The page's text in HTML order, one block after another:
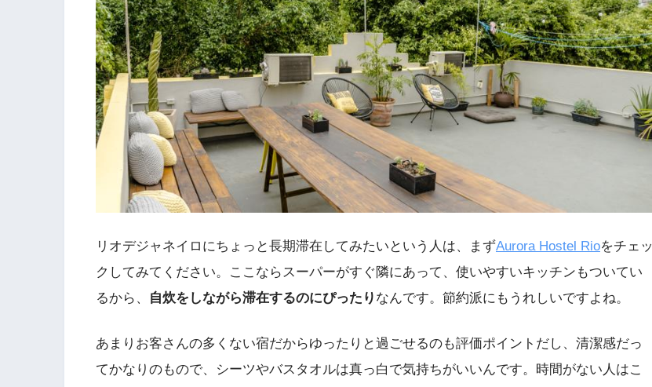
リオデジャネイロにちょっと長期滞在してみたいという人は、まずAurora Hostel Rioをチェッ
クしてみてください。ここならスーパーがすぐ隣にあって、使いやすいキッチンもついてい
るから、
自炊をしながら滞在するのにぴったり なんです。節約派にもうれしいですよね。
あまりお客さんの多くない宿だからゆったりと過ごせるのも評価ポイントだし、清潔感だっ
てかなりのもので、シーツやバスタオルは真っ白で気持ちがいいんです。時間がない人はこ